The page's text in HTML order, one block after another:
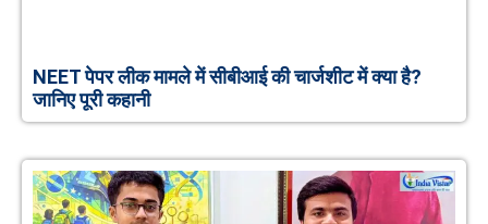
NEET पेपर लीक मामले में सीबीआई की चार्जशीट में क्या है?
जानिए पूरी कहानी